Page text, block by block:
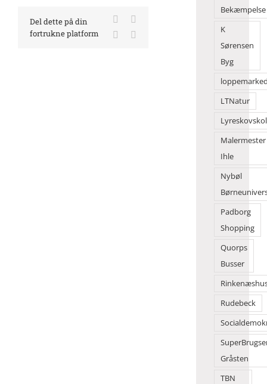
Del dette på din
fortrukne platform
Facebook
LinkedIn
Bekæmpelse
K
Sørensen
Byg
LTNatur
Malermester
Ihle
Nybøl
Padborg
Shopping
Quorps
Busser
Rudebeck
Gråsten
TBN